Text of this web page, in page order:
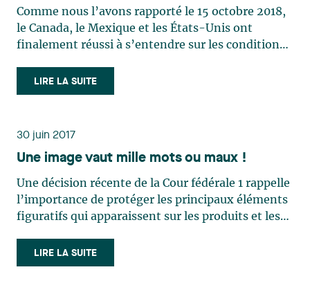
intellectuelle
Comme nous l’avons rapporté le 15 octobre 2018,
le Canada, le Mexique et les États-Unis ont
finalement réussi à s’entendre sur les conditions
(AEUMC) le 30 septembre 2018. L’AEUMC vise à
remplacer l’Accord de libre-échange nord-
LIRE LA SUITE
30 juin 2017
Une image vaut mille mots ou maux !
Une décision récente de la Cour fédérale 1 rappelle
l’importance de protéger les principaux éléments
figuratifs qui apparaissent sur les produits et les
dangers de trop se rapprocher de l’apparence de
LIRE LA SUITE